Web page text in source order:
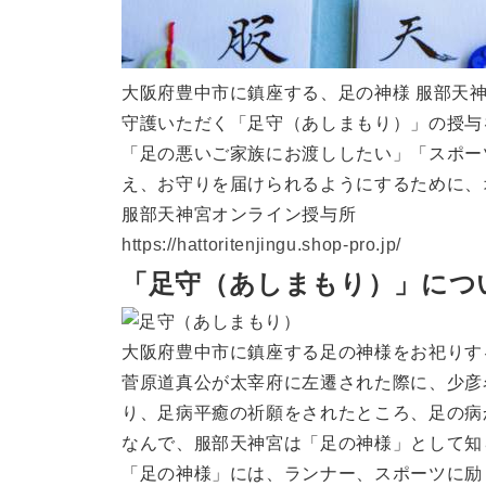
大阪府豊中市に鎮座する、足の神様 服部天
守護いただく「足守（あしまもり）」の授
「足の悪いご家族にお渡ししたい」「スポ
え、お守りを届けられるようにするために
服部天神宮オンライン授与所
https://hattoritenjingu.shop-pro.jp/
「足守（あしまもり）」につ
大阪府豊中市に鎮座する足の神様をお祀り
菅原道真公が太宰府に左遷された際に、少
り、足病平癒の祈願をされたところ、足の
なんで、服部天神宮は「足の神様」として
「足の神様」には、ランナー、スポーツに